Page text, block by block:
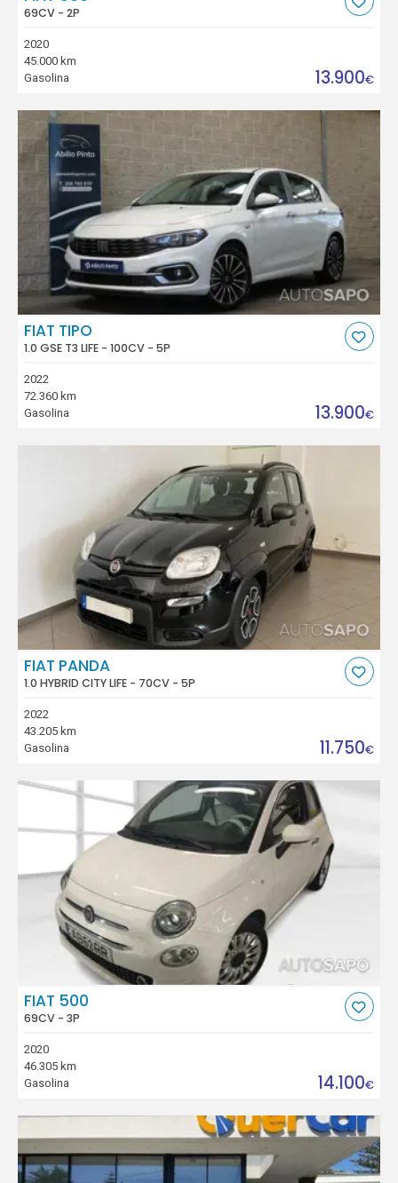
69CV - 2P
2020
45.000 km
Gasolina
13.900€
FIAT TIPO
1.0 GSE T3 LIFE - 100CV - 5P
2022
72.360 km
Gasolina
13.900€
FIAT PANDA
1.0 HYBRID CITY LIFE - 70CV - 5P
2022
43.205 km
Gasolina
11.750€
FIAT 500
69CV - 3P
2020
46.305 km
Gasolina
14.100€